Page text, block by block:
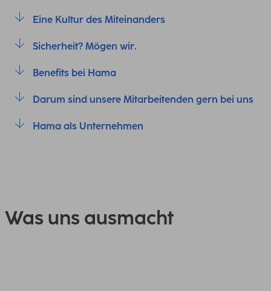
Eine Kultur des Miteinanders
Sicherheit? Mögen wir.
Benefits bei Hama
Darum sind unsere Mitarbeitenden gern bei uns
Hama als Unternehmen
Was uns ausmacht